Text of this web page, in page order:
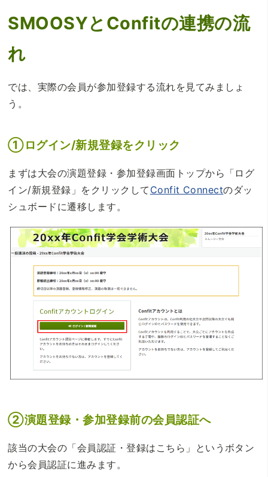
SMOOSYとConfitの連携の流
れ
では、実際の会員が参加登録する流れを見てみましょ
う。
①ログイン/新規登録をクリック
まずは大会の演題登録・参加登録画面トップから「ログ
イン/新規登録」をクリックして Confit Connectのダッ
シュボードに遷移します。
②演題登録・参加登録前の会員認証へ
該当の大会の「会員認証・登録はこちら」というボタン
から会員認証に進みます。